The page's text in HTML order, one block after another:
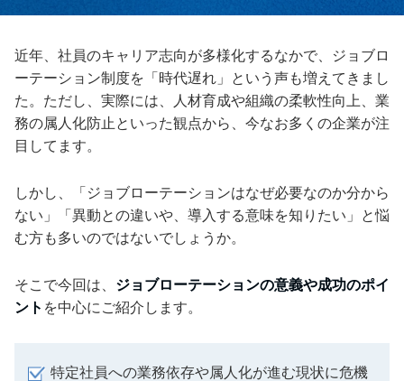
近年、社員のキャリア志向が多様化するなかで、ジョブロ
ーテーション制度を「時代遅れ」という声も増えてきまし
た。ただし、実際には、人材育成や組織の柔軟性向上、業
務の属人化防止といった観点から、今なお多くの企業が注
目してます。
しかし、「ジョブローテーションはなぜ必要なのか分から
ない」「異動との違いや、導入する意味を知りたい」と悩
む方も多いのではないでしょうか。
そこで今回は、 ジョブローテーションの意義や成功のポイ
ント を中心にご紹介します。
特定社員への業務依存や属人化が進む現状に危機